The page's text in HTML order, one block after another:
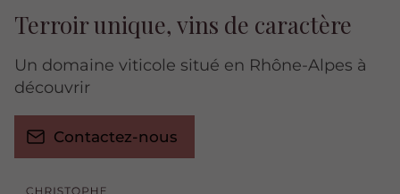
Terroir unique, vins de caractère
Un domaine viticole situé en Rhône-Alpes à
découvrir
Contactez-nous